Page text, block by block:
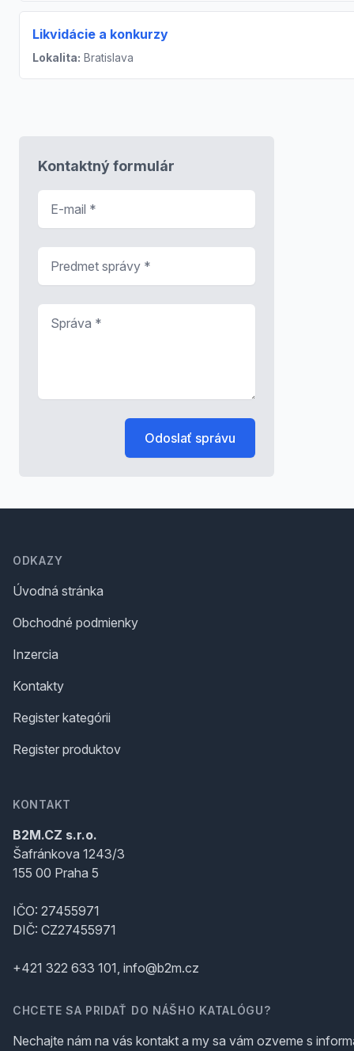
Likvidácie a konkurzy
Lokalita: Bratislava
Kontaktný formulár
Odoslať správu
ODKAZY
Úvodná stránka
Obchodné podmienky
Inzercia
Kontakty
Register kategórii
Register produktov
KONTAKT
B2M.CZ s.r.o.
Šafránkova 1243/3
155 00 Praha 5
IČO: 27455971
DIČ: CZ27455971
+421 322 633 101, info@b2m.cz
CHCETE SA PRIDAŤ DO NÁŠHO KATALÓGU?
Nechajte nám na vás kontakt a my sa vám ozveme s